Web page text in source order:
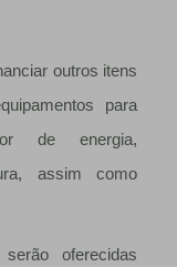
outros itens
para
de energia,
assim como
oferecidas